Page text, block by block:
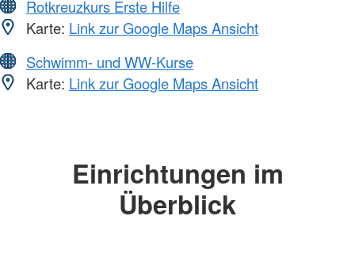
Rotkreuzkurs Erste Hilfe
Karte: Link zur Google Maps Ansicht
Schwimm- und WW-Kurse
Karte: Link zur Google Maps Ansicht
Einrichtungen im
Überblick